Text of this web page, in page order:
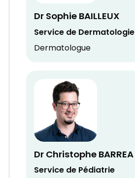
Dr Sophie BAILLEUX
Service de Dermatologie
Dermatologue
Dr Christophe BARREA
Service de Pédiatrie